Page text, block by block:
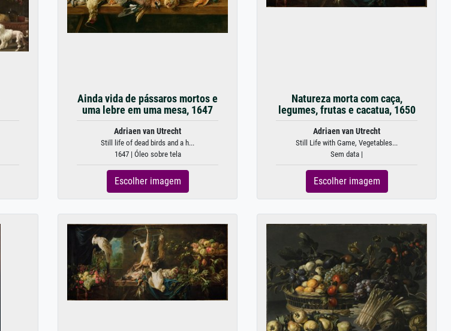
Ainda vida de pássaros mortos e
uma lebre em uma mesa, 1647
Adriaen van Utrecht
Still life of dead birds and a h...
1647 | Óleo sobre tela
Escolher imagem
Natureza morta com caça,
legumes, frutas e cacatua, 1650
Adriaen van Utrecht
Still Life with Game, Vegetables...
Sem data |
Escolher imagem